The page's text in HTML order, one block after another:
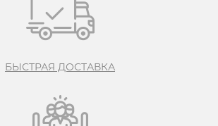
БЫСТРАЯ ДОСТАВКА